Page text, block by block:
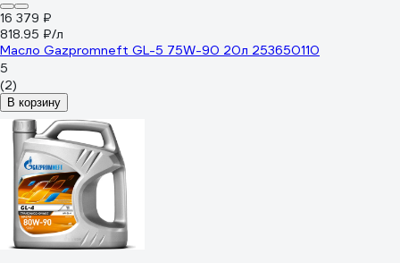
16 379 ₽
818.95 ₽/л
Масло Gazpromneft GL-5 75W-90 20л 253650110
5
(2)
В корзину